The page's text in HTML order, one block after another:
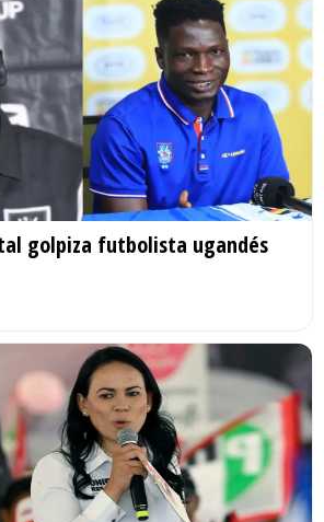
golpiza futbolista ugandés